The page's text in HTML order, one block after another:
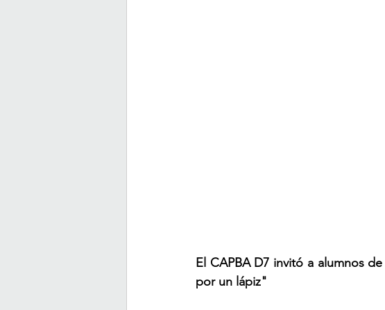
El CAPBA D7 invitó a alumnos
por un lápiz"